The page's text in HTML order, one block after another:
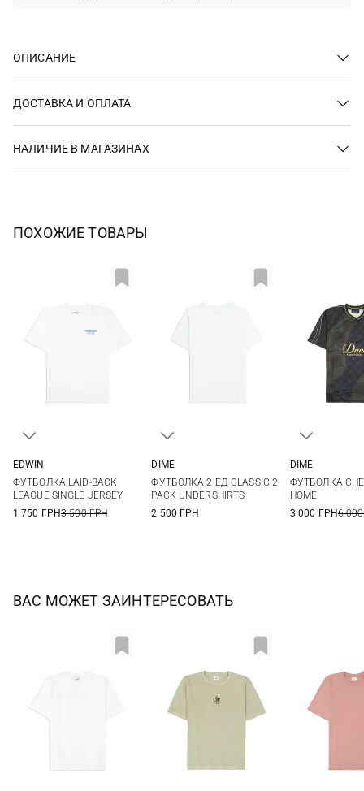
ОПИСАНИЕ
ДОСТАВКА И ОПЛАТА
НАЛИЧИЕ В МАГАЗИНАХ
ПОХОЖИЕ ТОВАРЫ
XXL
EDWIN
ФУТБОЛКА LAID-BACK
LEAGUE SINGLE JERSEY
1 750 ГРН3 500 ГРН
DIME
ФУТБОЛКА 2 ЕД CLASSIC 2
PACK UNDERSHIRTS
2 500 ГРН
DIME
ФУТБОЛКА
HOME
3 000 ГРН6
ВАС МОЖЕТ ЗАИНТЕРЕСОВАТЬ